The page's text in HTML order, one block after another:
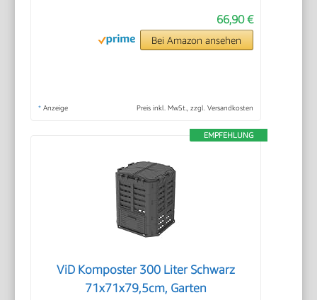
66,90 €
Bei Amazon ansehen
* Anzeige Preis inkl. MwSt., zzgl. Versandkosten
EMPFEHLUNG
ViD Komposter 300 Liter Schwarz
71x71x79,5cm, Garten